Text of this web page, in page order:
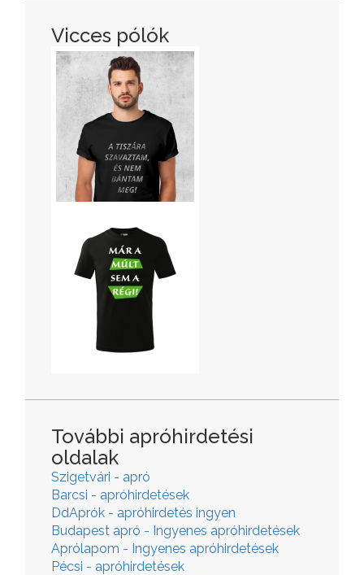
Vicces pólók
További apróhirdetési
oldalak
Szigetvári - apró
Barcsi - apróhirdetések
DdAprók - apróhirdetés ingyen
Budapest apró - Ingyenes apróhirdetések
Aprólapom - Ingyenes apróhirdetések
Pécsi - apróhirdetések